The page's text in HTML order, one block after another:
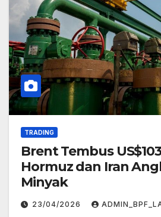
TRADING
Brent Tembus
Hormuz dan Iran
Minyak
23/04/2026